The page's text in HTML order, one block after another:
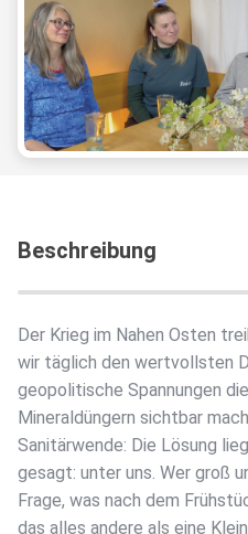
Beschreibung
Der Krieg im Nahen Osten
wir täglich den wertvollsten
geopolitische Spannungen
Mineraldüngern sichtbar
Sanitärwende: Die Lösung
gesagt: unter uns. Wer groß
Frage, was nach dem
das alles andere als eine